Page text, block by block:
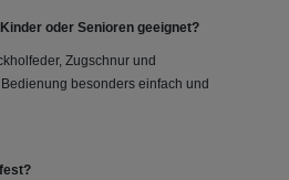
oder Senioren geeignet?
Zugschnur und
besonders einfach und